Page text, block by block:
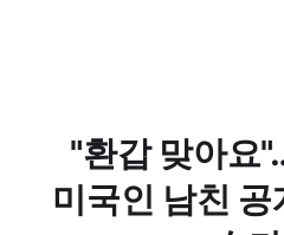
"환갑 맞아요
미국인 남친